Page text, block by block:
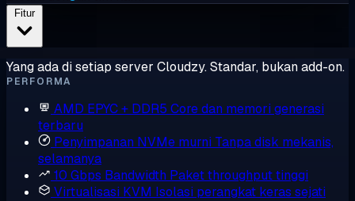
Fitur
Yang ada di setiap server Cloudzy. Standar, bukan add-on.
PERFORMA
AMD EPYC + DDR5 Core dan memori generasi
terbaru
Penyimpanan NVMe murni Tanpa disk mekanis,
selamanya
10 Gbps Bandwidth Paket throughput tinggi
Virtualisasi KVM Isolasi perangkat keras sejati